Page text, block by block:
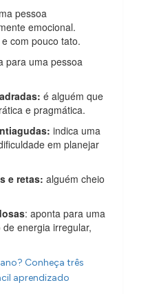
pessoa
emocional.
com pouco tato.
para uma pessoa
é alguém que
e pragmática.
indica uma
em planejar
e retas: alguém cheio
: aponta para uma
energia irregular,
Conheça três
aprendizado